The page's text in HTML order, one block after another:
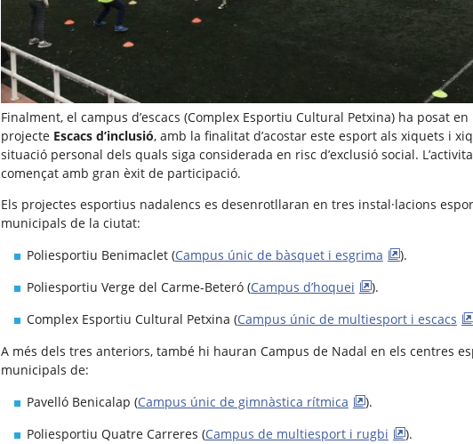
Finalment, el campus d’escacs (Complex Esportiu Cultural Petxina) ha posat en
projecte Escacs d’inclusió, amb la finalitat d’acostar este esport als xiquets i
situació personal dels quals siga considerada en risc d’exclusió social.
començat amb gran èxit de participació.
Els projectes esportius nadalencs es desenrotllaran en tres instal·lacions
municipals de la ciutat:
Poliesportiu Benimaclet (Campus únic de bàsquet i esgrima
).
Poliesportiu Verge del Carme-Beteró (Campus d’hoquei
).
Complex Esportiu Cultural Petxina (Campus únic de multiesport i escacs
A més dels tres anteriors, també hi hauran Campus de Nadal en els centres
municipals de:
Pavelló Benicalap (Campus únic de gimnàstica rítmica
).
Poliesportiu Quatre Carreres (Campus de multiesport i rugbi
).